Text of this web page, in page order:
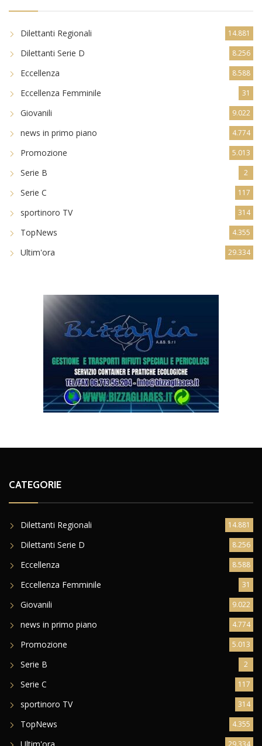
Dilettanti Regionali 14.881
Dilettanti Serie D 8.256
Eccellenza 8.588
Eccellenza Femminile 31
Giovanili 9.022
news in primo piano 4.774
Promozione 5.013
Serie B 2
Serie C 117
sportinoro TV 314
TopNews 4.355
Ultim'ora 29.334
CATEGORIE
Dilettanti Regionali 14.881
Dilettanti Serie D 8.256
Eccellenza 8.588
Eccellenza Femminile 31
Giovanili 9.022
news in primo piano 4.774
Promozione 5.013
Serie B 2
Serie C 117
sportinoro TV 314
TopNews 4.355
29.334